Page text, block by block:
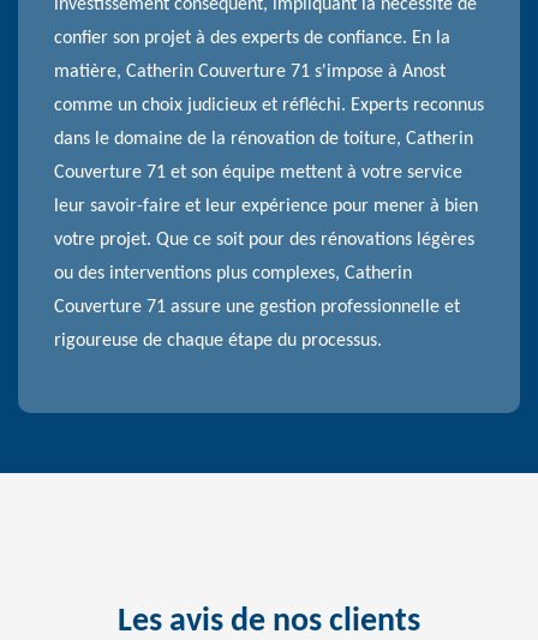
investissement conséquent, impliquant la nécessité de
confier son projet à des experts de confiance. En la
matière, Catherin Couverture 71 s'impose à Anost
comme un choix judicieux et réfléchi. Experts reconnus
dans le domaine de la rénovation de toiture, Catherin
Couverture 71 et son équipe mettent à votre service
leur savoir-faire et leur expérience pour mener à bien
votre projet. Que ce soit pour des rénovations légères
ou des interventions plus complexes, Catherin
Couverture 71 assure une gestion professionnelle et
rigoureuse de chaque étape du processus.
Les avis de nos clients